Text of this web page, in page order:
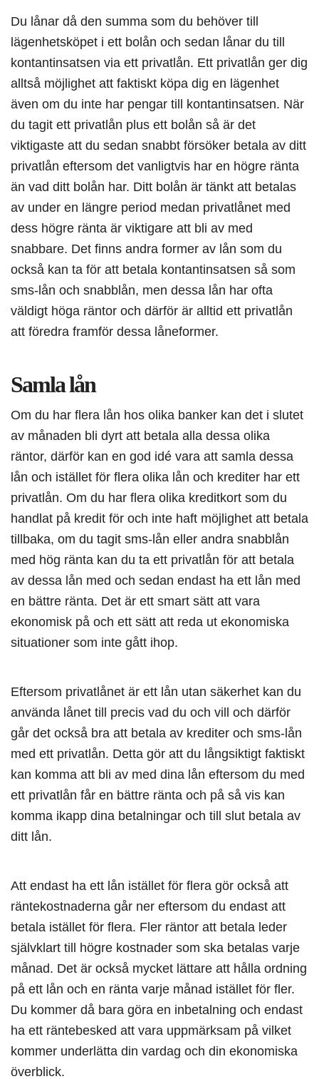
Du lånar då den summa som du behöver till
lägenhetsköpet i ett bolån och sedan lånar du till
kontantinsatsen via ett privatlån. Ett privatlån ger dig
alltså möjlighet att faktiskt köpa dig en lägenhet
även om du inte har pengar till kontantinsatsen. När
du tagit ett privatlån plus ett bolån så är det
viktigaste att du sedan snabbt försöker betala av ditt
privatlån eftersom det vanligtvis har en högre ränta
än vad ditt bolån har. Ditt bolån är tänkt att betalas
av under en längre period medan privatlånet med
dess högre ränta är viktigare att bli av med
snabbare. Det finns andra former av lån som du
också kan ta för att betala kontantinsatsen så som
sms-lån och snabblån, men dessa lån har ofta
väldigt höga räntor och därför är alltid ett privatlån
att föredra framför dessa låneformer.
Samla lån
Om du har flera lån hos olika banker kan det i slutet
av månaden bli dyrt att betala alla dessa olika
räntor, därför kan en god idé vara att samla dessa
lån och istället för flera olika lån och krediter har ett
privatlån. Om du har flera olika kreditkort som du
handlat på kredit för och inte haft möjlighet att betala
tillbaka, om du tagit sms-lån eller andra snabblån
med hög ränta kan du ta ett privatlån för att betala
av dessa lån med och sedan endast ha ett lån med
en bättre ränta. Det är ett smart sätt att vara
ekonomisk på och ett sätt att reda ut ekonomiska
situationer som inte gått ihop.
Eftersom privatlånet är ett lån utan säkerhet kan du
använda lånet till precis vad du och vill och därför
går det också bra att betala av krediter och sms-lån
med ett privatlån. Detta gör att du långsiktigt faktiskt
kan komma att bli av med dina lån eftersom du med
ett privatlån får en bättre ränta och på så vis kan
komma ikapp dina betalningar och till slut betala av
ditt lån.
Att endast ha ett lån istället för flera gör också att
räntekostnaderna går ner eftersom du endast att
betala istället för flera. Fler räntor att betala leder
självklart till högre kostnader som ska betalas varje
månad. Det är också mycket lättare att hålla ordning
på ett lån och en ränta varje månad istället för fler.
Du kommer då bara göra en inbetalning och endast
ha ett räntebesked att vara uppmärksam på vilket
kommer underlätta din vardag och din ekonomiska
överblick.